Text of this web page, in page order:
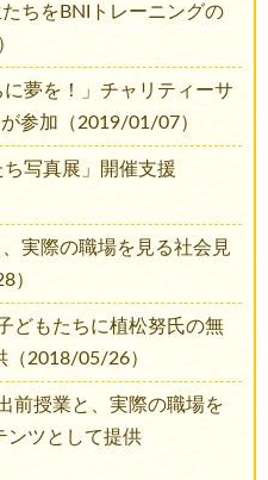
ちをBNIトレーニングの
に夢を！」チャリティーサ
参加（2019/01/07）
ち写真展」開催支援
実際の職場を見る社会見
）
どもたちに植松努氏の無
（2018/05/26）
前授業と、実際の職場を
ンツとして提供